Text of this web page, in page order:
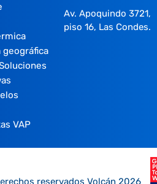
geográfica
VAP
Av. Apoquindo 3721,
piso 16, Las Condes.
reservados Volcán 2026